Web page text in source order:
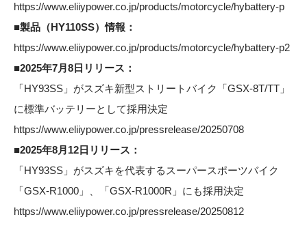
https://www.eliiypower.co.jp/products/motorcycle/hybattery-p
■製品（HY110SS）情報：
https://www.eliiypower.co.jp/products/motorcycle/hybattery-p2
■2025年7月8日リリース：
「HY93SS」がスズキ新型ストリートバイク「GSX-8T/TT」
に標準バッテリーとして採用決定
https://www.eliiypower.co.jp/pressrelease/20250708
■2025年8月12日リリース：
「HY93SS」がスズキを代表するスーパースポーツバイク
「GSX-R1000」、「GSX-R1000R」にも採用決定
https://www.eliiypower.co.jp/pressrelease/20250812